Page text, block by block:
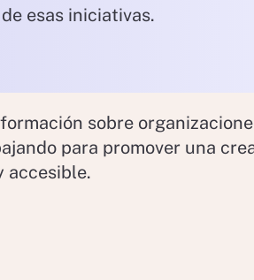
esas iniciativas.
sobre
para promover una
accesible.